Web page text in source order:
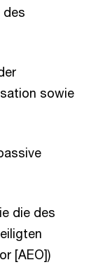
des
sowie
die des
[AEO])